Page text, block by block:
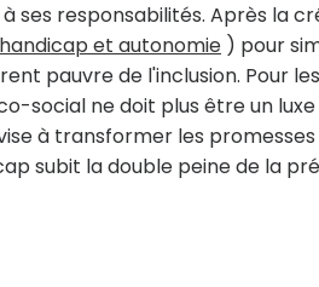
ses responsabilités. Après la
et autonomie ) pour
pauvre de l'inclusion. Pour
social ne doit plus être un
à transformer les
subit la double peine de la